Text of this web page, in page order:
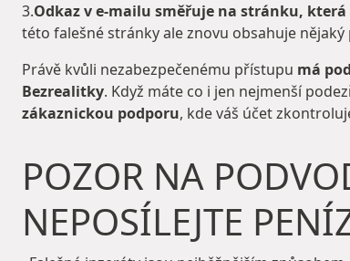
3.Odkaz v e-mailu směřuje na stránku,
této falešné stránky ale znovu obsahuje
Právě kvůli nezabezpečenému přístupu má
Bezrealitky. Když máte co i jen nejmenší
zákaznickou podporu, kde váš účet
POZOR NA
NEPOSÍLEJTE